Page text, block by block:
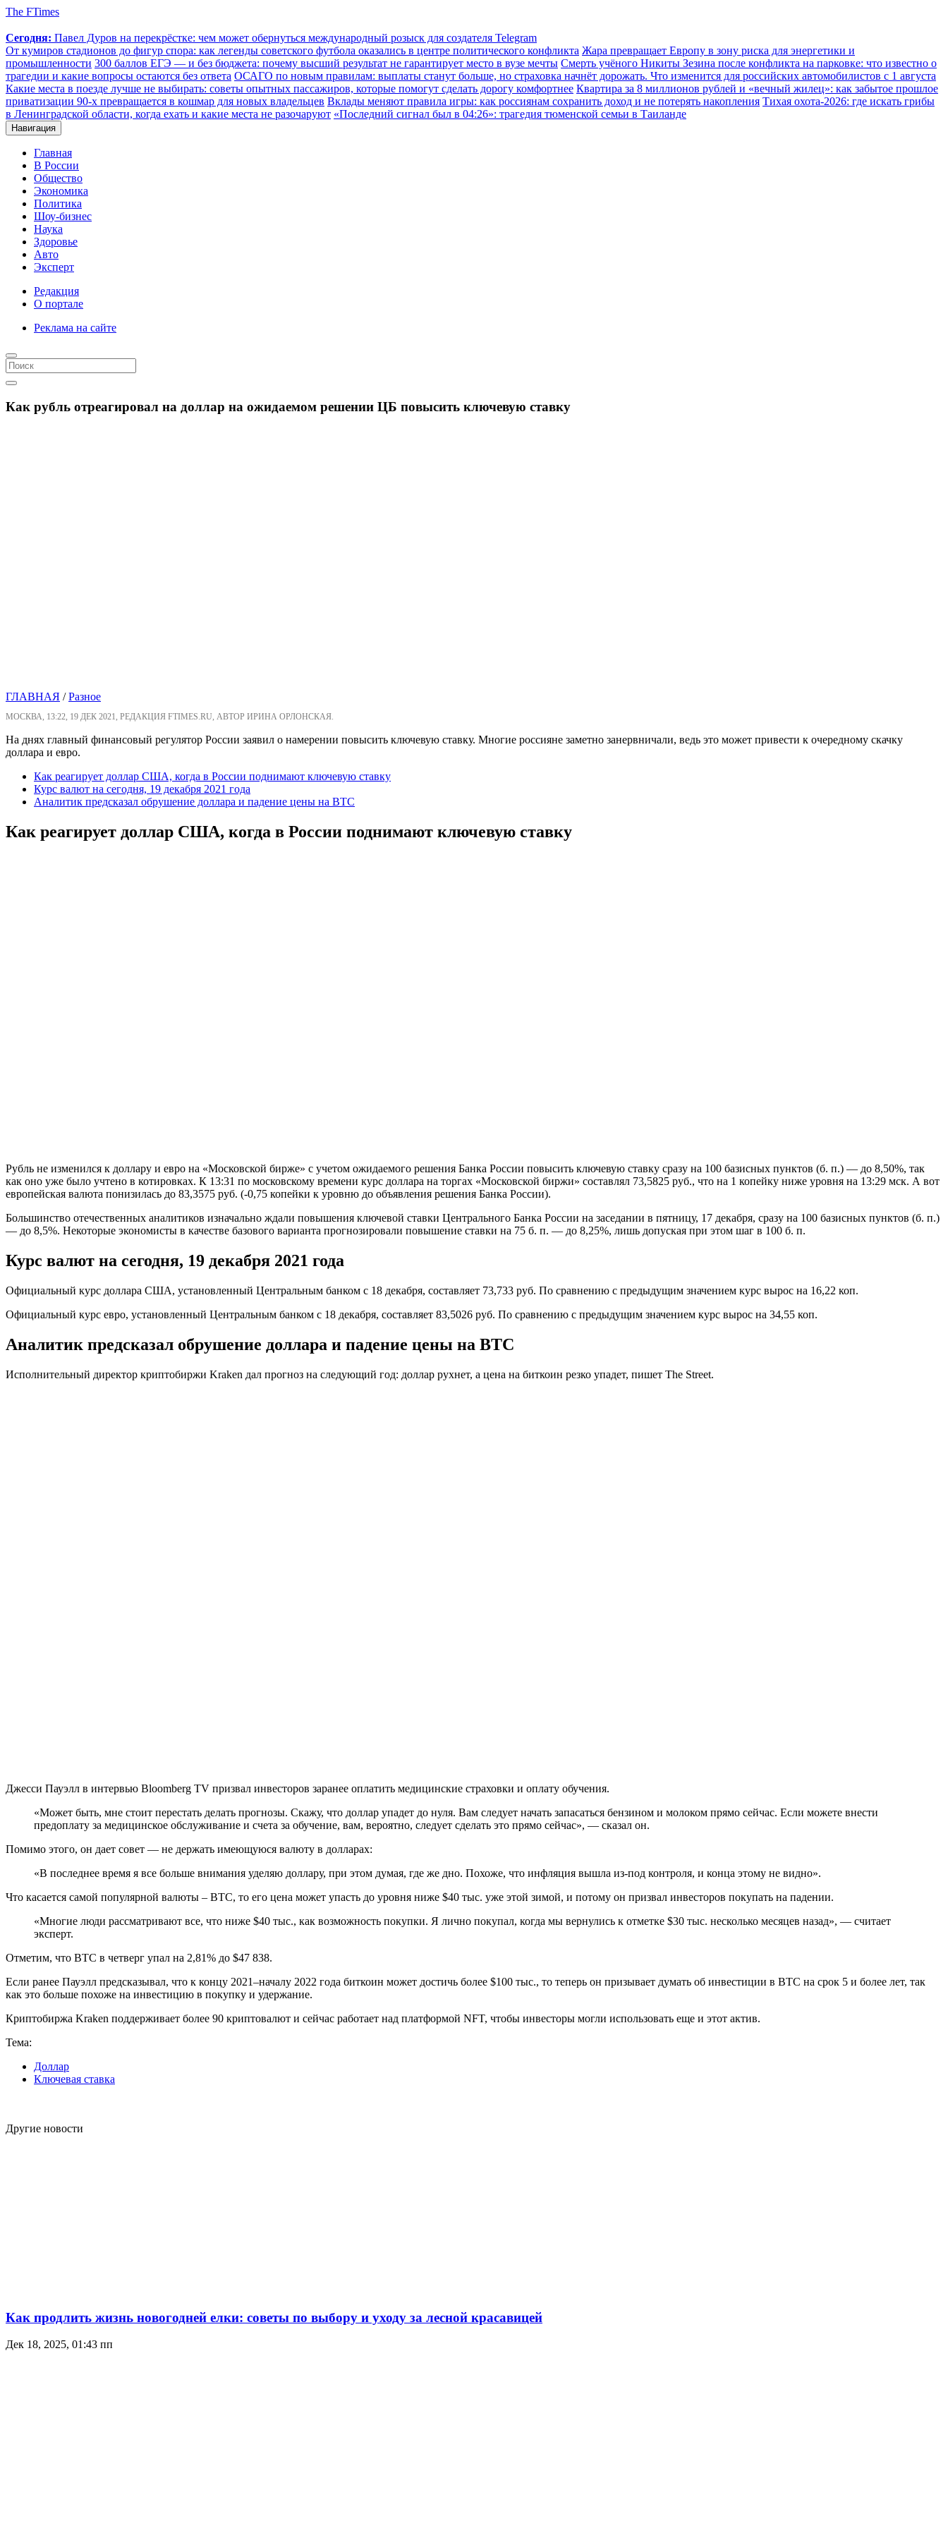
The FTimes
Сегодня: Павел Дуров на перекрёстке: чем может обернуться международный розыск для создателя Telegram
От кумиров стадионов до фигур спора: как легенды советского футбола оказались в центре политического конфликта Жара превращает Европу в зону риска для энергетики и
промышленности 300 баллов ЕГЭ — и без бюджета: почему высший результат не гарантирует место в вузе мечты Смерть учёного Никиты Зезина после конфликта на парковке: что известно о
трагедии и какие вопросы остаются без ответа ОСАГО по новым правилам: выплаты станут больше, но страховка начнёт дорожать. Что изменится для российских автомобилистов с 1 августа
Какие места в поезде лучше не выбирать: советы опытных пассажиров, которые помогут сделать дорогу комфортнее Квартира за 8 миллионов рублей и «вечный жилец»: как забытое прошлое
приватизации 90-х превращается в кошмар для новых владельцев Вклады меняют правила игры: как россиянам сохранить доход и не потерять накопления Тихая охота-2026: где искать грибы
в Ленинградской области, когда ехать и какие места не разочаруют «Последний сигнал был в 04:26»: трагедия тюменской семьи в Таиланде
Навигация
Главная
В России
Общество
Экономика
Политика
Шоу-бизнес
Наука
Здоровье
Авто
Эксперт
Редакция
О портале
Реклама на сайте
Как рубль отреагировал на доллар на ожидаемом решении ЦБ повысить ключевую ставку
ГЛАВНАЯ /Разное
МОСКВА, 13:22, 19 ДЕК 2021, РЕДАКЦИЯ FTIMES.RU, АВТОР ИРИНА ОРЛОНСКАЯ.
На днях главный финансовый регулятор России заявил о намерении повысить ключевую ставку. Многие россияне заметно занервничали, ведь это может привести к очередному скачку
доллара и евро.
Как реагирует доллар США, когда в России поднимают ключевую ставку
Курс валют на сегодня, 19 декабря 2021 года
Аналитик предсказал обрушение доллара и падение цены на BTC
Как реагирует доллар США, когда в России поднимают ключевую ставку
Рубль не изменился к доллару и евро на «Московской бирже» с учетом ожидаемого решения Банка России повысить ключевую ставку сразу на 100 базисных пунктов (б. п.) — до 8,50%, так
как оно уже было учтено в котировках. К 13:31 по московскому времени курс доллара на торгах «Московской биржи» составлял 73,5825 руб., что на 1 копейку ниже уровня на 13:29 мск. А вот
европейская валюта понизилась до 83,3575 руб. (-0,75 копейки к уровню до объявления решения Банка России).
Большинство отечественных аналитиков изначально ждали повышения ключевой ставки Центрального Банка России на заседании в пятницу, 17 декабря, сразу на 100 базисных пунктов (б. п.)
— до 8,5%. Некоторые экономисты в качестве базового варианта прогнозировали повышение ставки на 75 б. п. — до 8,25%, лишь допуская при этом шаг в 100 б. п.
Курс валют на сегодня, 19 декабря 2021 года
Официальный курс доллара США, установленный Центральным банком с 18 декабря, составляет 73,733 руб. По сравнению с предыдущим значением курс вырос на 16,22 коп.
Официальный курс евро, установленный Центральным банком с 18 декабря, составляет 83,5026 руб. По сравнению с предыдущим значением курс вырос на 34,55 коп.
Аналитик предсказал обрушение доллара и падение цены на BTC
Исполнительный директор криптобиржи Kraken дал прогноз на следующий год: доллар рухнет, а цена на биткоин резко упадет, пишет The Street.
Джесси Пауэлл в интервью Bloomberg TV призвал инвесторов заранее оплатить медицинские страховки и оплату обучения.
«Может быть, мне стоит перестать делать прогнозы. Скажу, что доллар упадет до нуля. Вам следует начать запасаться бензином и молоком прямо сейчас. Если можете внести
предоплату за медицинское обслуживание и счета за обучение, вам, вероятно, следует сделать это прямо сейчас», — сказал он.
Помимо этого, он дает совет — не держать имеющуюся валюту в долларах:
«В последнее время я все больше внимания уделяю доллару, при этом думая, где же дно. Похоже, что инфляция вышла из-под контроля, и конца этому не видно».
Что касается самой популярной валюты – BTC, то его цена может упасть до уровня ниже $40 тыс. уже этой зимой, и потому он призвал инвесторов покупать на падении.
«Многие люди рассматривают все, что ниже $40 тыс., как возможность покупки. Я лично покупал, когда мы вернулись к отметке $30 тыс. несколько месяцев назад», — считает
эксперт.
Отметим, что BTC в четверг упал на 2,81% до $47 838.
Если ранее Пауэлл предсказывал, что к концу 2021–началу 2022 года биткоин может достичь более $100 тыс., то теперь он призывает думать об инвестиции в BTC на срок 5 и более лет, так
как это больше похоже на инвестицию в покупку и удержание.
Криптобиржа Kraken поддерживает более 90 криптовалют и сейчас работает над платформой NFT, чтобы инвесторы могли использовать еще и этот актив.
Тема:
Доллар
Ключевая ставка
Другие новости
Как продлить жизнь новогодней елки: советы по выбору и уходу за лесной красавицей
Дек 18, 2025, 01:43 пп